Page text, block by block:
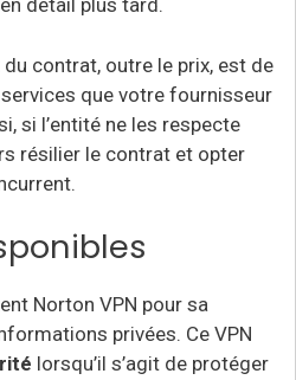
détail plus tard.
contrat, outre le prix, est de
que votre fournisseur
si l’entité ne les respecte
résilier le contrat et opter
Norton VPN pour sa
privées. Ce VPN
lorsqu’il s’agit de protéger